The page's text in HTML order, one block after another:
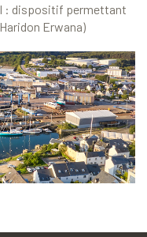
: dispositif permettant
Erwana)